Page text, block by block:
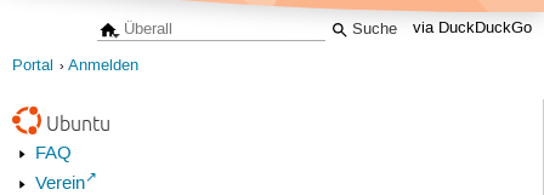
via DuckDuckGo
Portal Anmelden
Ubuntu
FAQ
Verein